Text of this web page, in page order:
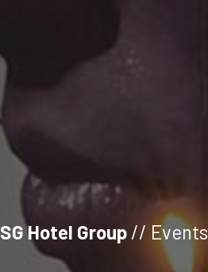
SG Hotel Group// Events